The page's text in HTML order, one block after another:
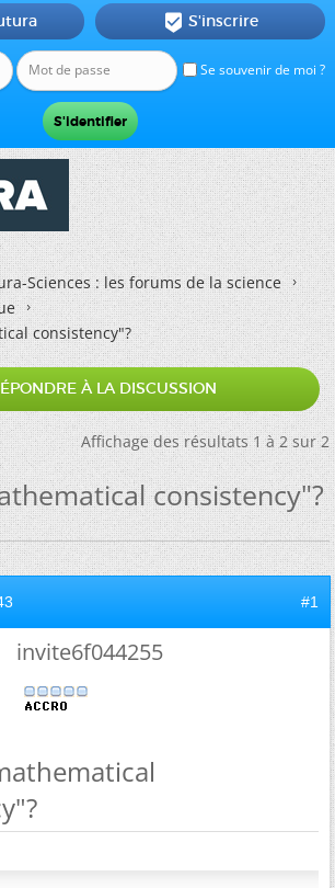
Se souvenir de moi ?
 S'inscrire
Sciences : les forums de la science
consistency"?
À LA DISCUSSION
Affichage des résultats 1 à 2 sur 2
consistency"?
#1
invite6f044255